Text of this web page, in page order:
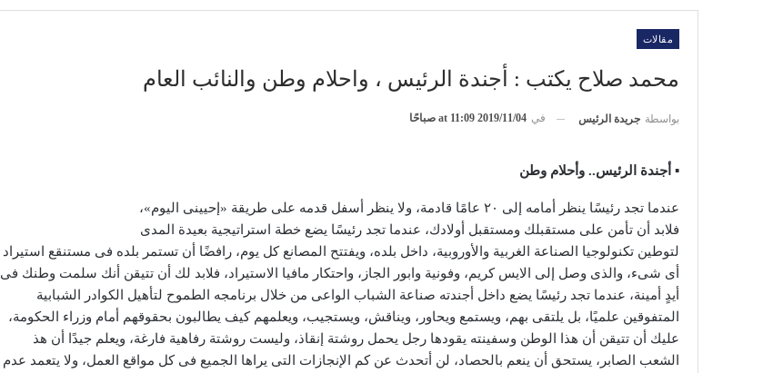
مقالات
محمد صلاح يكتب : أجندة الرئيس ، واحلام وطن والنائب العام
بواسطة جريدة الرئيس في 2019/11/04 at 11:09 صباحًا
▪ أجندة الرئيس.. وأحلام وطن
عندما تجد رئيسًا ينظر أمامه إلى ٢٠ عامًا قادمة، ولا ينظر أسفل قدمه على طريقة «إحيينى اليوم»،
فلابد أن تأمن على مستقبلك ومستقبل أولادك، عندما تجد رئيسًا يضع خطة استراتيجية بعيدة المدى
لتوطين تكنولوجيا الصناعة الغربية والأوروبية، داخل بلده، ويفتتح المصانع كل يوم، رافضًا أن تستمر بلده فى مستنقع استيراد
أى شىء، والذى وصل إلى الايس كريم، وفونية وابور الجاز، واحتكار مافيا الاستيراد، فلابد لك أن تتيقن أنك سلمت وطنك فى
أيدٍ أمينة، عندما تجد رئيسًا يضع داخل أجندته صناعة الشباب الواعى من خلال برنامجه الطموح لتأهيل الكوادر الشبابية
المتفوقين علميًا، بل يلتقى بهم، ويستمع ويحاور، ويناقش، ويستجيب، ويعلمهم كيف يطالبون بحقوقهم أمام وزراء الحكومة،
عليك أن تتيقن أن هذا الوطن وسفينته يقودها رجل يحمل روشتة إنقاذ، وليست روشتة رفاهية فارغة، ويعلم جيدًا أن هذ
الشعب الصابر، يستحق أن ينعم بالحصاد، لن أتحدث عن كم الإنجازات التى يراها الجميع فى كل مواقع العمل، ولا يتعمد عدم